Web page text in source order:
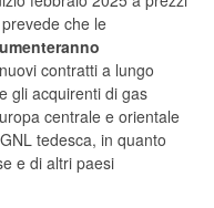
che le
contratti a lungo
gli acquirenti di gas
centrale e orientale
tedesca, in quanto
e di altri paesi